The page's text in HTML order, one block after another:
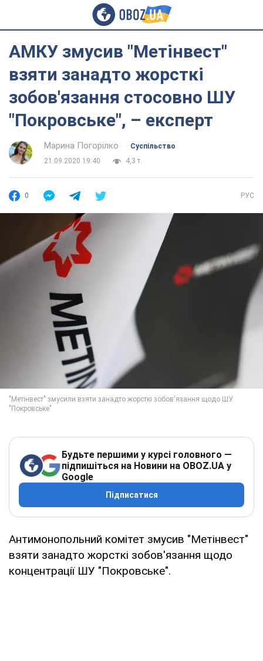
АМКУ змусив "Метінвест"
взяти занадто жорсткі
зобов'язання стосовно ШУ
"Покровське", – експерт
Марина Погорілко
Суспільство
21.09.2020 19:40
4,3 т.
0 РУС
Будьте першими у курсі головного —
підпишіться на Новини на OBOZ.UA у
Google
Підписатися
Антимонопольний комітет змусив "Метінвест"
взяти занадто жорсткі зобов'язання щодо
концентрації ШУ "Покровське".